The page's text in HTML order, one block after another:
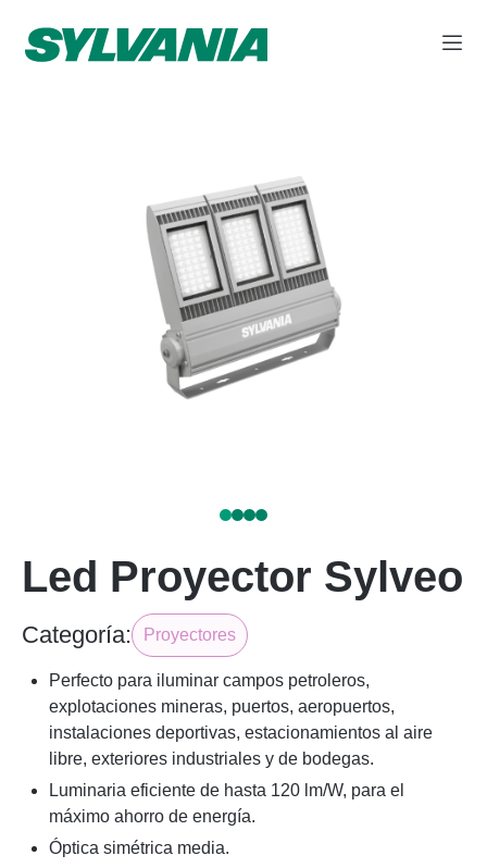
Led Proyector Sylveo
Categoría: Proyectores
Perfecto para iluminar campos petroleros,
explotaciones mineras, puertos, aeropuertos,
instalaciones deportivas, estacionamientos al aire
libre, exteriores industriales y de bodegas.
Luminaria eficiente de hasta 120 lm/W, para el
máximo ahorro de energía.
Óptica simétrica media.